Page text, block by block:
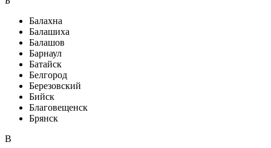
Балахна
Балашиха
Балашов
Барнаул
Батайск
Белгород
Березовский
Бийск
Благовещенск
Брянск
В